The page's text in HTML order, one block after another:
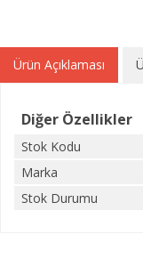
Ürün Açıklaması
Diğer Özellikler
Stok Kodu
Marka
Stok Durumu